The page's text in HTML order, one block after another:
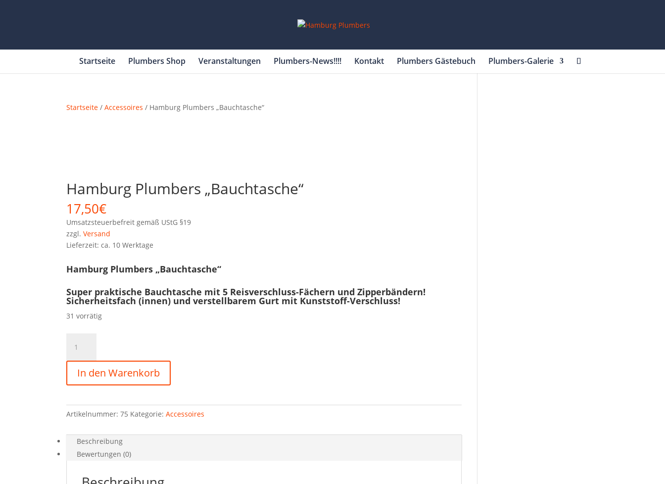
Startseite Plumbers Shop Veranstaltungen Plumbers-News!!!! Kontakt Plumbers Gästebuch Plumbers-Galerie
Startseite /Accessoires / Hamburg Plumbers „Bauchtasche“
Hamburg Plumbers „Bauchtasche“
17,50€
Umsatzsteuerbefreit gemäß UStG §19
zzgl.Versand
Lieferzeit: ca. 10 Werktage
Hamburg Plumbers „Bauchtasche“
Super praktische Bauchtasche mit 5 Reisverschluss-Fächern und Zipperbändern!
Sicherheitsfach (innen) und verstellbarem Gurt mit Kunststoff-Verschluss!
31 vorrätig
In den Warenkorb
Artikelnummer:75 Kategorie:Accessoires
Beschreibung
Bewertungen (0)